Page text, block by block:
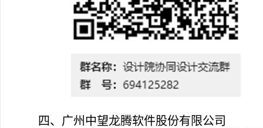
四、广州中望龙腾软件股份有限公司